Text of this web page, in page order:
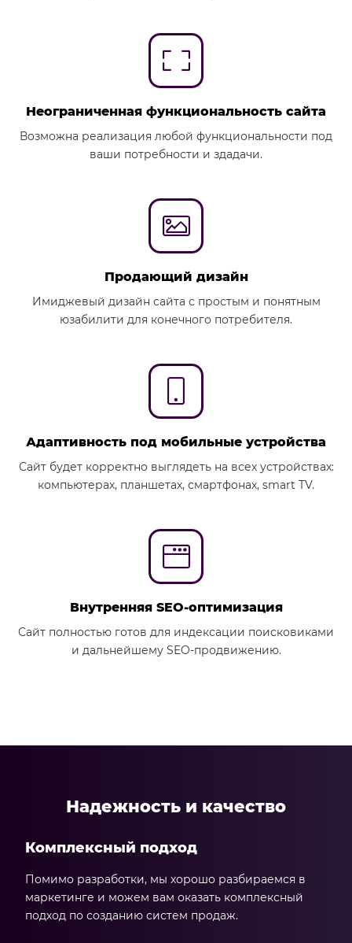
Неограниченная функциональность сайта
Возможна реализация любой функциональности под
ваши потребности и здадачи.
Продающий дизайн
Имиджевый дизайн сайта с простым и понятным
юзабилити для конечного потребителя.
Адаптивность под мобильные устройства
Сайт будет корректно выглядеть на всех устройствах:
компьютерах, планшетах, смартфонах, smart TV.
Внутренняя SEO-оптимизация
Сайт полностью готов для индексации поисковиками
и дальнейшему SEO-продвижению.
Надежность и качество
Комплексный подход
Помимо разработки, мы хорошо разбираемся в
маркетинге и можем вам оказать комплексный
подход по созданию систем продаж.